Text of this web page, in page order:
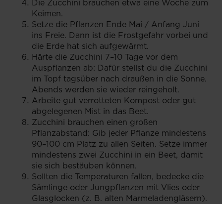
Die Zucchini brauchen etwa eine Woche zum
Keimen.
Setze die Pflanzen Ende Mai / Anfang Juni
ins Freie. Dann ist die Frostgefahr vorbei und
die Erde hat sich aufgewärmt.
Härte die Zucchini 7–10 Tage vor dem
Auspflanzen ab: Dafür stellst du die Zucchini
im Topf tagsüber nach draußen in die Sonne.
Abends werden sie wieder reingeholt.
Arbeite gut verrotteten Kompost oder gut
abgelegenen Mist in das Beet.
Zucchini brauchen einen großen
Pflanzabstand: Gib jeder Pflanze mindestens
90–100 cm Platz zu allen Seiten. Setze immer
mindestens zwei Zucchini in ein Beet, damit
sie sich bestäuben können.
Sollten die Temperaturen fallen, bedecke die
Sämlinge oder Jungpflanzen mit Vlies oder
Glasglocken (z. B. alten Marmeladengläsern).